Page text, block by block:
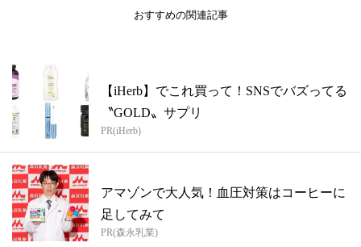
おすすめの関連記事
【iHerb】でこれ買って！SNSでバズってる
〝GOLD〟サプリ
PR(iHerb)
アマゾンで大人気！血圧対策はコーヒーに
足してみて
PR(森永乳業)